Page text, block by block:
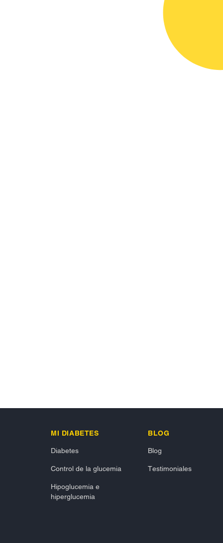
MI DIABETES
Diabetes
Control de la glucemia
Hipoglucemia e
hiperglucemia
BLOG
Blog
Testimoniales